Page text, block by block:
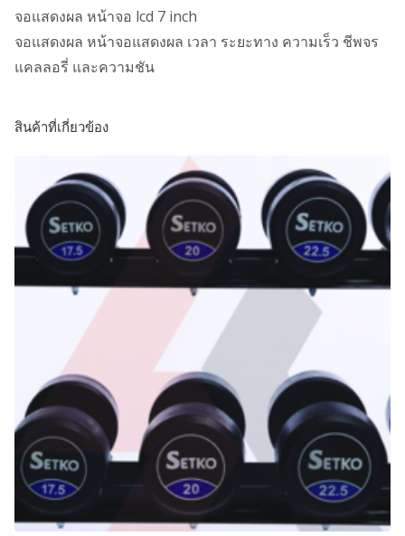
จอแสดงผล หน้าจอ lcd 7 inch
จอแสดงผล หน้าจอแสดงผล เวลา ระยะทาง ความเร็ว ชีพจร
แคลลอรี่ และความชัน
สินค้าที่เกี่ยวข้อง